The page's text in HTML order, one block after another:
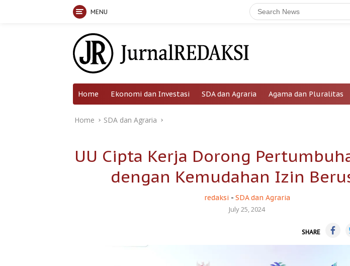
MENU
Home Ekonomi dan Investasi SDA dan Agraria Agama dan Pluralitas
Home SDA dan Agraria
UU Cipta Kerja Dorong
dengan Kemudahan Izin
redaksi - SDA dan Agraria
July 25, 2024
SHARE